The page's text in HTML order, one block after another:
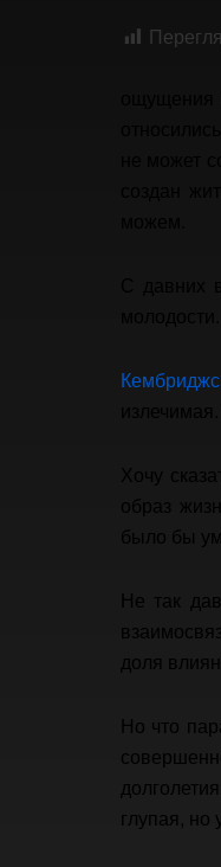
образ
было бы
Не так
доля
Но что
глупая, но